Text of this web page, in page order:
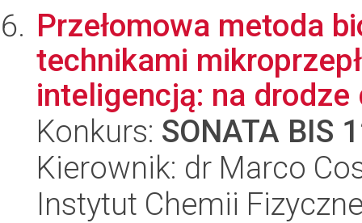
Przełomowa metoda
technikami
inteligencją: na
Konkurs: SONATA BIS
Kierownik: dr Marco
Instytut Chemii